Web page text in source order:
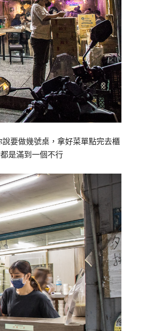
要做幾號桌，拿好菜單點完去櫃
是滿到一個不行